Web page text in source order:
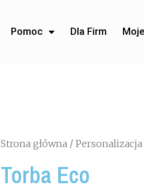
Pomoc Dla Firm
Strona główna/ Personalizacja
Torba Eco